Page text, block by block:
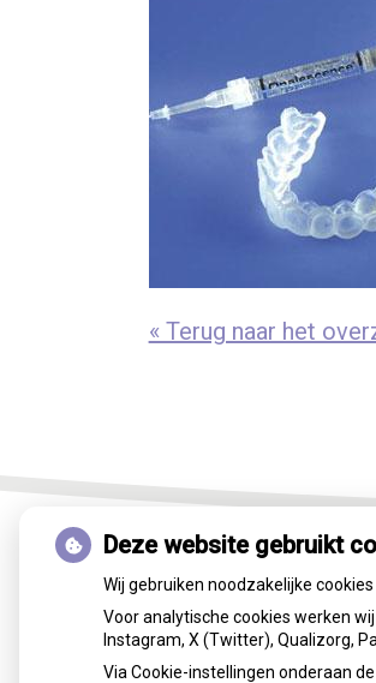
« Terug naar het
Deze website gebruikt
Wij gebruiken noodzakelijke
Voor analytische cookies werken
Instagram, X (Twitter), Qualizorg,
Via Cookie-instellingen onderaan